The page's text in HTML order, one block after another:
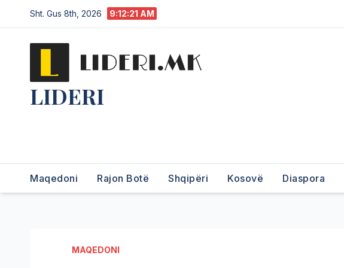
Sht. Gus 8th, 2026 9:12:22 AM
LIDERI
Maqedoni Rajon Botë Shqipëri Kosovë Diaspora
MAQEDONI